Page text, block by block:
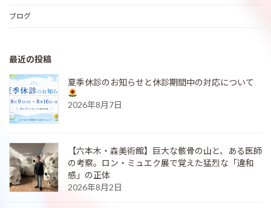
ブログ
最近の投稿
夏季休診のお知らせと休診期間中の対応について
2026年8月7日
【六本木・森美術館】巨大な骸骨の山と、ある医師
の考察。ロン・ミュエク展で覚えた猛烈な「違和
感」の正体
2026年8月2日